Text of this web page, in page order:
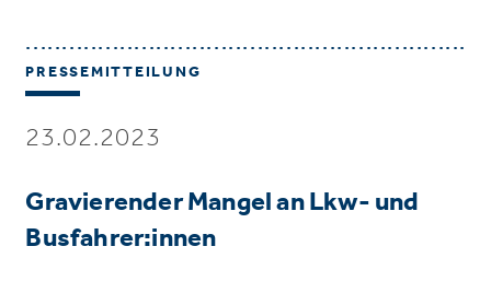
PRESSEMITTEILUNG
23.02.2023
Gravierender Mangel an Lkw- und
Busfahrer:innen